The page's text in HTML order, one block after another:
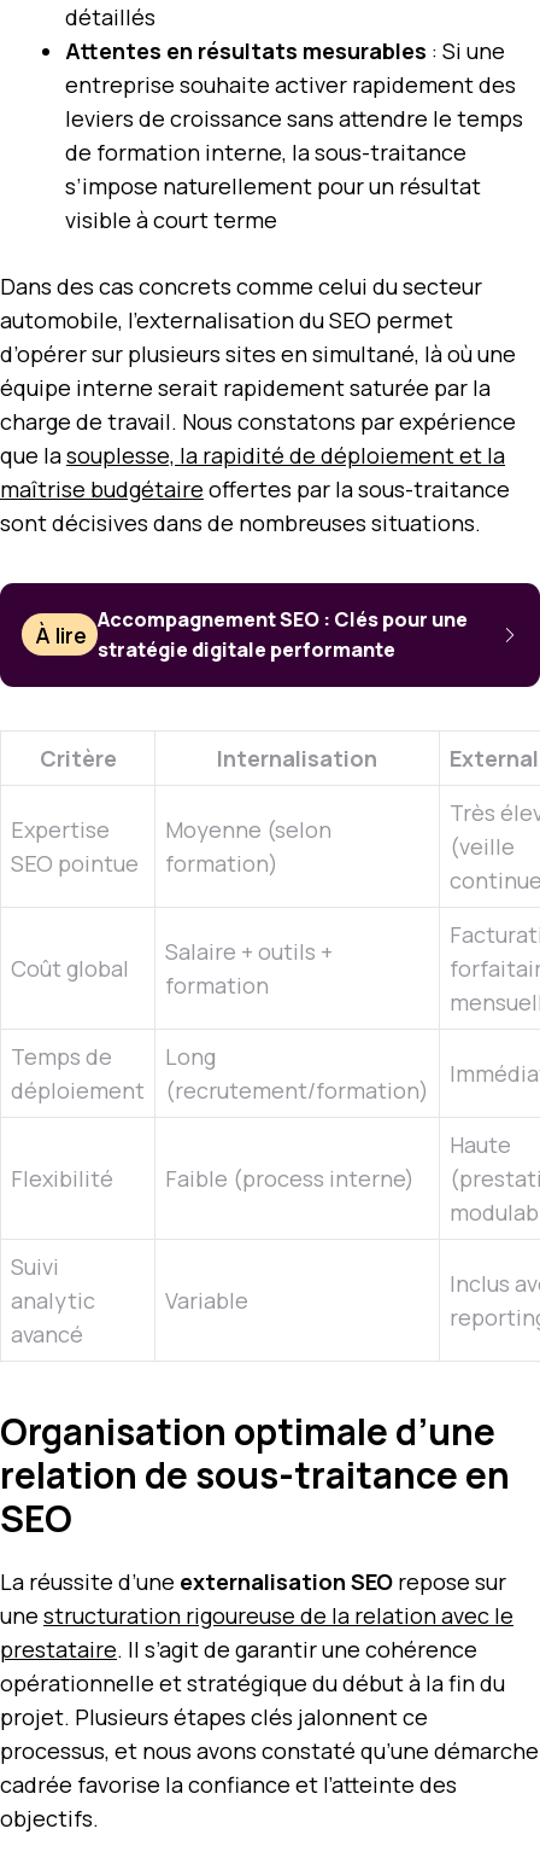
détaillés
Attentes en résultats mesurables : Si une
entreprise souhaite activer rapidement des
leviers de croissance sans attendre le temps
de formation interne, la sous-traitance
s’impose naturellement pour un résultat
visible à court terme
Dans des cas concrets comme celui du secteur
automobile, l’externalisation du SEO permet
d’opérer sur plusieurs sites en simultané, là où une
équipe interne serait rapidement saturée par la
charge de travail. Nous constatons par expérience
que lasouplesse, la rapidité de déploiement et la
maîtrise budgétaire offertes par la sous-traitance
sont décisives dans de nombreuses situations.
À lire
Accompagnement SEO : Clés pour une
stratégie digitale performante
Critère Internalisation
Expertise
SEO pointue
Moyenne (selon
formation)
Très
(veille
Coût global
Salaire + outils +
formation
Temps de
déploiement
Long
(recrutement/formation)
Flexibilité Faible (process interne)
Haute
Suivi
analytic
avancé
Variable
Inclus
Organisation optimale d’une
relation de sous-traitance en
SEO
La réussite d’une externalisation SEO repose sur
une structuration rigoureuse de la relation avec le
prestataire. Il s’agit de garantir une cohérence
opérationnelle et stratégique du début à la fin du
projet. Plusieurs étapes clés jalonnent ce
processus, et nous avons constaté qu’une démarche
cadrée favorise la confiance et l’atteinte des
objectifs.